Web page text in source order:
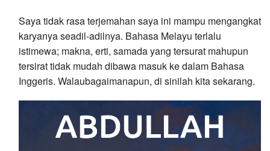
Saya tidak rasa terjemahan saya ini mampu mengangkat
karyanya seadil-adilnya. Bahasa Melayu terlalu
istimewa; makna, erti, samada yang tersurat mahupun
tersirat tidak mudah dibawa masuk ke dalam Bahasa
Inggeris. Walaubagaimanapun, di sinilah kita sekarang.